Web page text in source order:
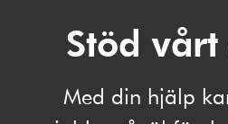
Stöd
Med din hjälp